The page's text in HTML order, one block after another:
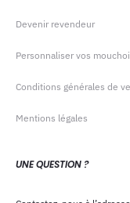
Devenir revendeur
Personnaliser vos
Conditions générales de
Mentions légales
UNE QUESTION ?